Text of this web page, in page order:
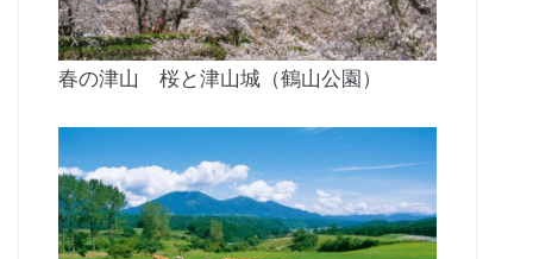
春の津山 桜と津山城（鶴山公園）